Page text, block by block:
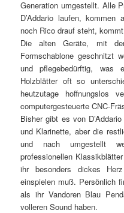
Generation umgestellt. Alle
D’Addario laufen,
noch Rico drauf steht,
Die alten Geräte, mit
Formschablone geschnitzt
und pflegebedürftig, was
Holzblätter oft so
heutzutage hoffnungslos
computergesteuerte CNC-
Bisher gibt es von
und Klarinette, aber die
und nach umgestellt
professionellen
ihr besonders dickes
einspielen muß. Persönlich
als ihr Vandoren Blau
volleren Sound haben.